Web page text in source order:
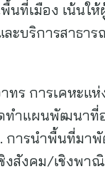
ที่เมือง เน้นใ
ะบริการสาธา
ร การเคหะแ
ทำแผนพัฒนาที่
การนำพื้นที่มา
งสังคม/เชิงพ